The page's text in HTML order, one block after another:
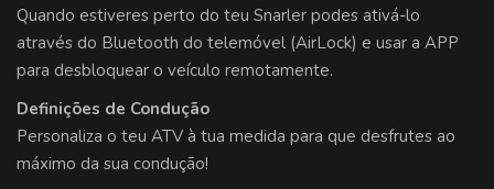
Quando estiveres perto do teu Snarler podes ativá-lo
através do Bluetooth do telemóvel (AirLock) e usar a APP
para desbloquear o veículo remotamente.
Definições de Condução
Personaliza o teu ATV à tua medida para que desfrutes ao
máximo da sua condução!